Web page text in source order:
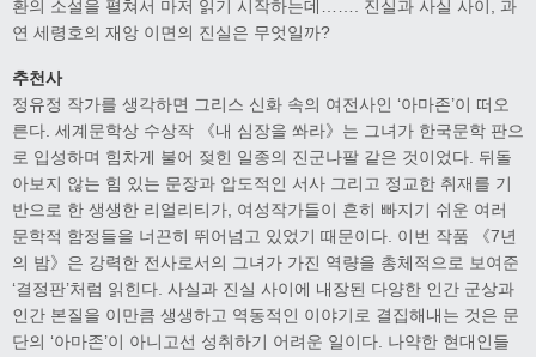
환의 소설을 펼쳐서 마저 읽기 시작하는데……. 진실과 사실 사이, 과
연 세령호의 재앙 이면의 진실은 무엇일까?
추천사
정유정 작가를 생각하면 그리스 신화 속의 여전사인 ‘아마존’이 떠오
른다. 세계문학상 수상작 《내 심장을 쏴라》는 그녀가 한국문학 판으
로 입성하며 힘차게 불어 젖힌 일종의 진군나팔 같은 것이었다. 뒤돌
아보지 않는 힘 있는 문장과 압도적인 서사 그리고 정교한 취재를 기
반으로 한 생생한 리얼리티가, 여성작가들이 흔히 빠지기 쉬운 여러
문학적 함정들을 너끈히 뛰어넘고 있었기 때문이다. 이번 작품 《7년
의 밤》은 강력한 전사로서의 그녀가 가진 역량을 총체적으로 보여준
‘결정판’처럼 읽힌다. 사실과 진실 사이에 내장된 다양한 인간 군상과
인간 본질을 이만큼 생생하고 역동적인 이야기로 결집해내는 것은 문
단의 ‘아마존’이 아니고선 성취하기 어려운 일이다. 나약한 현대인들